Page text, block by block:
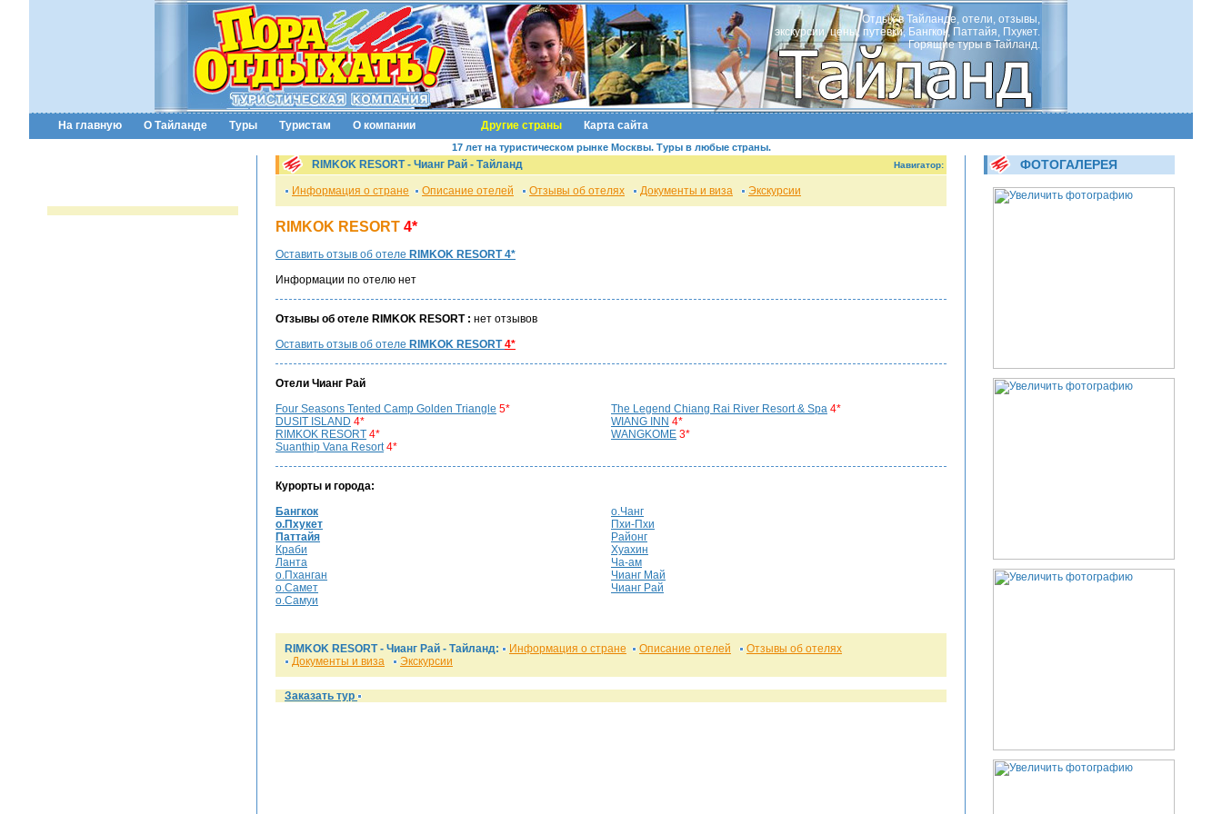
Отдых в Тайланде, отели, отзывы,
экскурсии, цены, путевки, Бангкок, Паттайя, Пхукет.
Горящие туры в Тайланд.
На главную О Тайланде Туры Туристам О компании Другие страны Карта сайта
17 лет на туристическом рынке Москвы. Туры в любые страны.
RIMKOK RESORT - Чианг Рай - Тайланд Навигатор:
Информация о стране Описание отелей Отзывы об отелях Документы и виза Экскурсии
RIMKOK RESORT 4*
Оставить отзыв об отеле RIMKOK RESORT 4*
Информации по отелю нет
Отзывы об отеле RIMKOK RESORT : нет отзывов
Оставить отзыв об отеле RIMKOK RESORT 4*
Отели Чианг Рай
Four Seasons Tented Camp Golden Triangle 5*
DUSIT ISLAND 4*
RIMKOK RESORT 4*
Suanthip Vana Resort 4*
The Legend Chiang Rai River Resort & Spa 4*
WIANG INN 4*
WANGKOME 3*
Курорты и города:
Бангкок
о.Пхукет
Паттайя
Краби
Ланта
о.Пханган
о.Самет
о.Самуи
о.Чанг
Пхи-Пхи
Районг
Хуахин
Ча-ам
Чианг Май
Чианг Рай
RIMKOK RESORT - Чианг Рай - Тайланд: Информация о стране Описание отелей
Отзывы об отелях
Документы и виза
Экскурсии
Заказать тур
ФОТОГАЛЕРЕЯ